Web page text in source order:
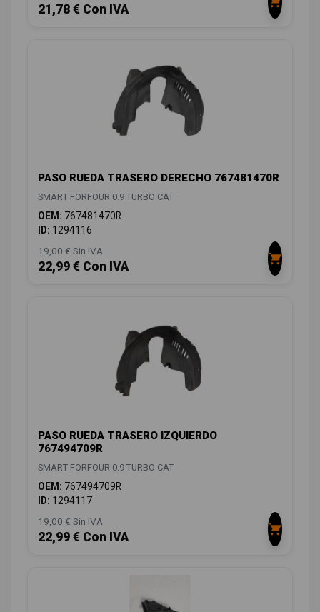
21,78 € Con IVA
PASO RUEDA TRASERO DERECHO 767481470R
SMART FORFOUR 0.9 TURBO CAT
OEM: 767481470R
ID: 1294116
19,00 € Sin IVA
22,99 € Con IVA
PASO RUEDA TRASERO IZQUIERDO
767494709R
SMART FORFOUR 0.9 TURBO CAT
OEM: 767494709R
ID: 1294117
19,00 € Sin IVA
22,99 € Con IVA